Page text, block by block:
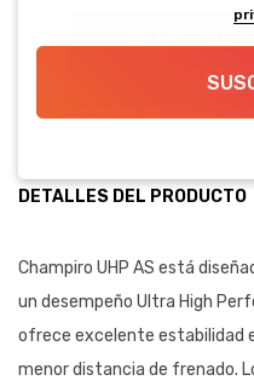
CARGA
DETALLES DEL PRODUCTO
Champiro UHP AS está
un desempeño Ultra High
ofrece excelente estabilidad
menor distancia de frenado.